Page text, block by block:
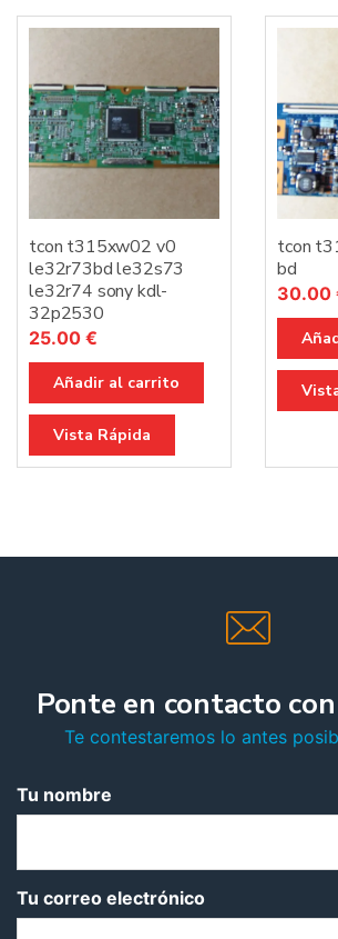
tcon t315xw02 v0
le32r73bd le32s73
le32r74 sony kdl-
32p2530
25.00 €
Añadir al carrito
Vista Rápida
tcon
bd
30.00
Ponte en contacto
Te contestaremos lo antes
Tu nombre
Tu correo electrónico